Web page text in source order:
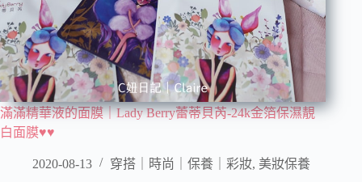
滿滿精華液的面膜｜Lady Berry蕾蒂貝芮-24k金箔保濕靚
白面膜♥♥
2020-08-13 穿搭｜時尚｜保養｜彩妝, 美妝保養